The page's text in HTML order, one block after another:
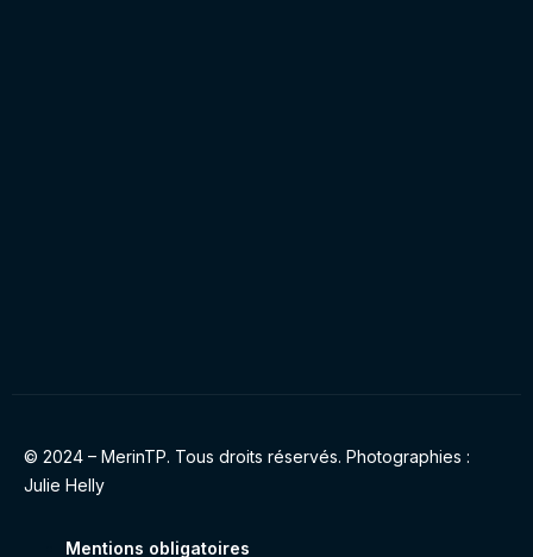
© 2024 – MerinTP. Tous droits réservés. Photographies :
Julie Helly
Mentions obligatoires